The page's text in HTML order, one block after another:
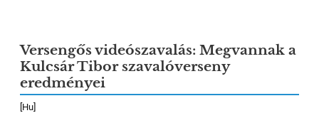
Versengős videószavalás: Megvannak a
Kulcsár Tibor szavalóverseny
eredményei
[Hu]